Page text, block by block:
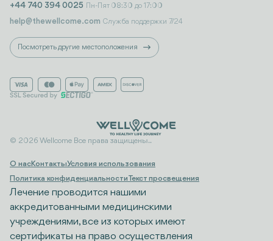
+44 740 394 0025 Пн-Пят 08:30 до 17:00
help@thewellcome.com Служба поддержки 7/24
Посмотреть другие местоположения
© 2026 Wellcome Все права защищены..
О насКонтактыУсловия использования
Политика конфиденциальностиТекст просвещения
Лечение проводится нашими
аккредитованными медицинскими
учреждениями, все из которых имеют
сертификаты на право осуществления